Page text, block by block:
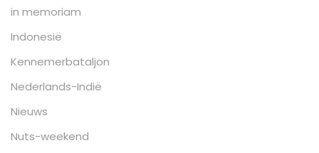
in memoriam
Indonesië
Kennemerbataljon
Nederlands-Indië
Nieuws
Nuts-weekend